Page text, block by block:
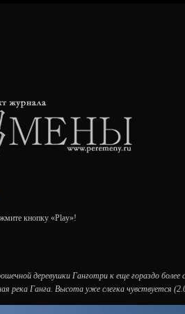
кнопку «Play»!
деревушки Ганготри к еще гораздо более
река Ганга. Высота уже слегка чувствуется